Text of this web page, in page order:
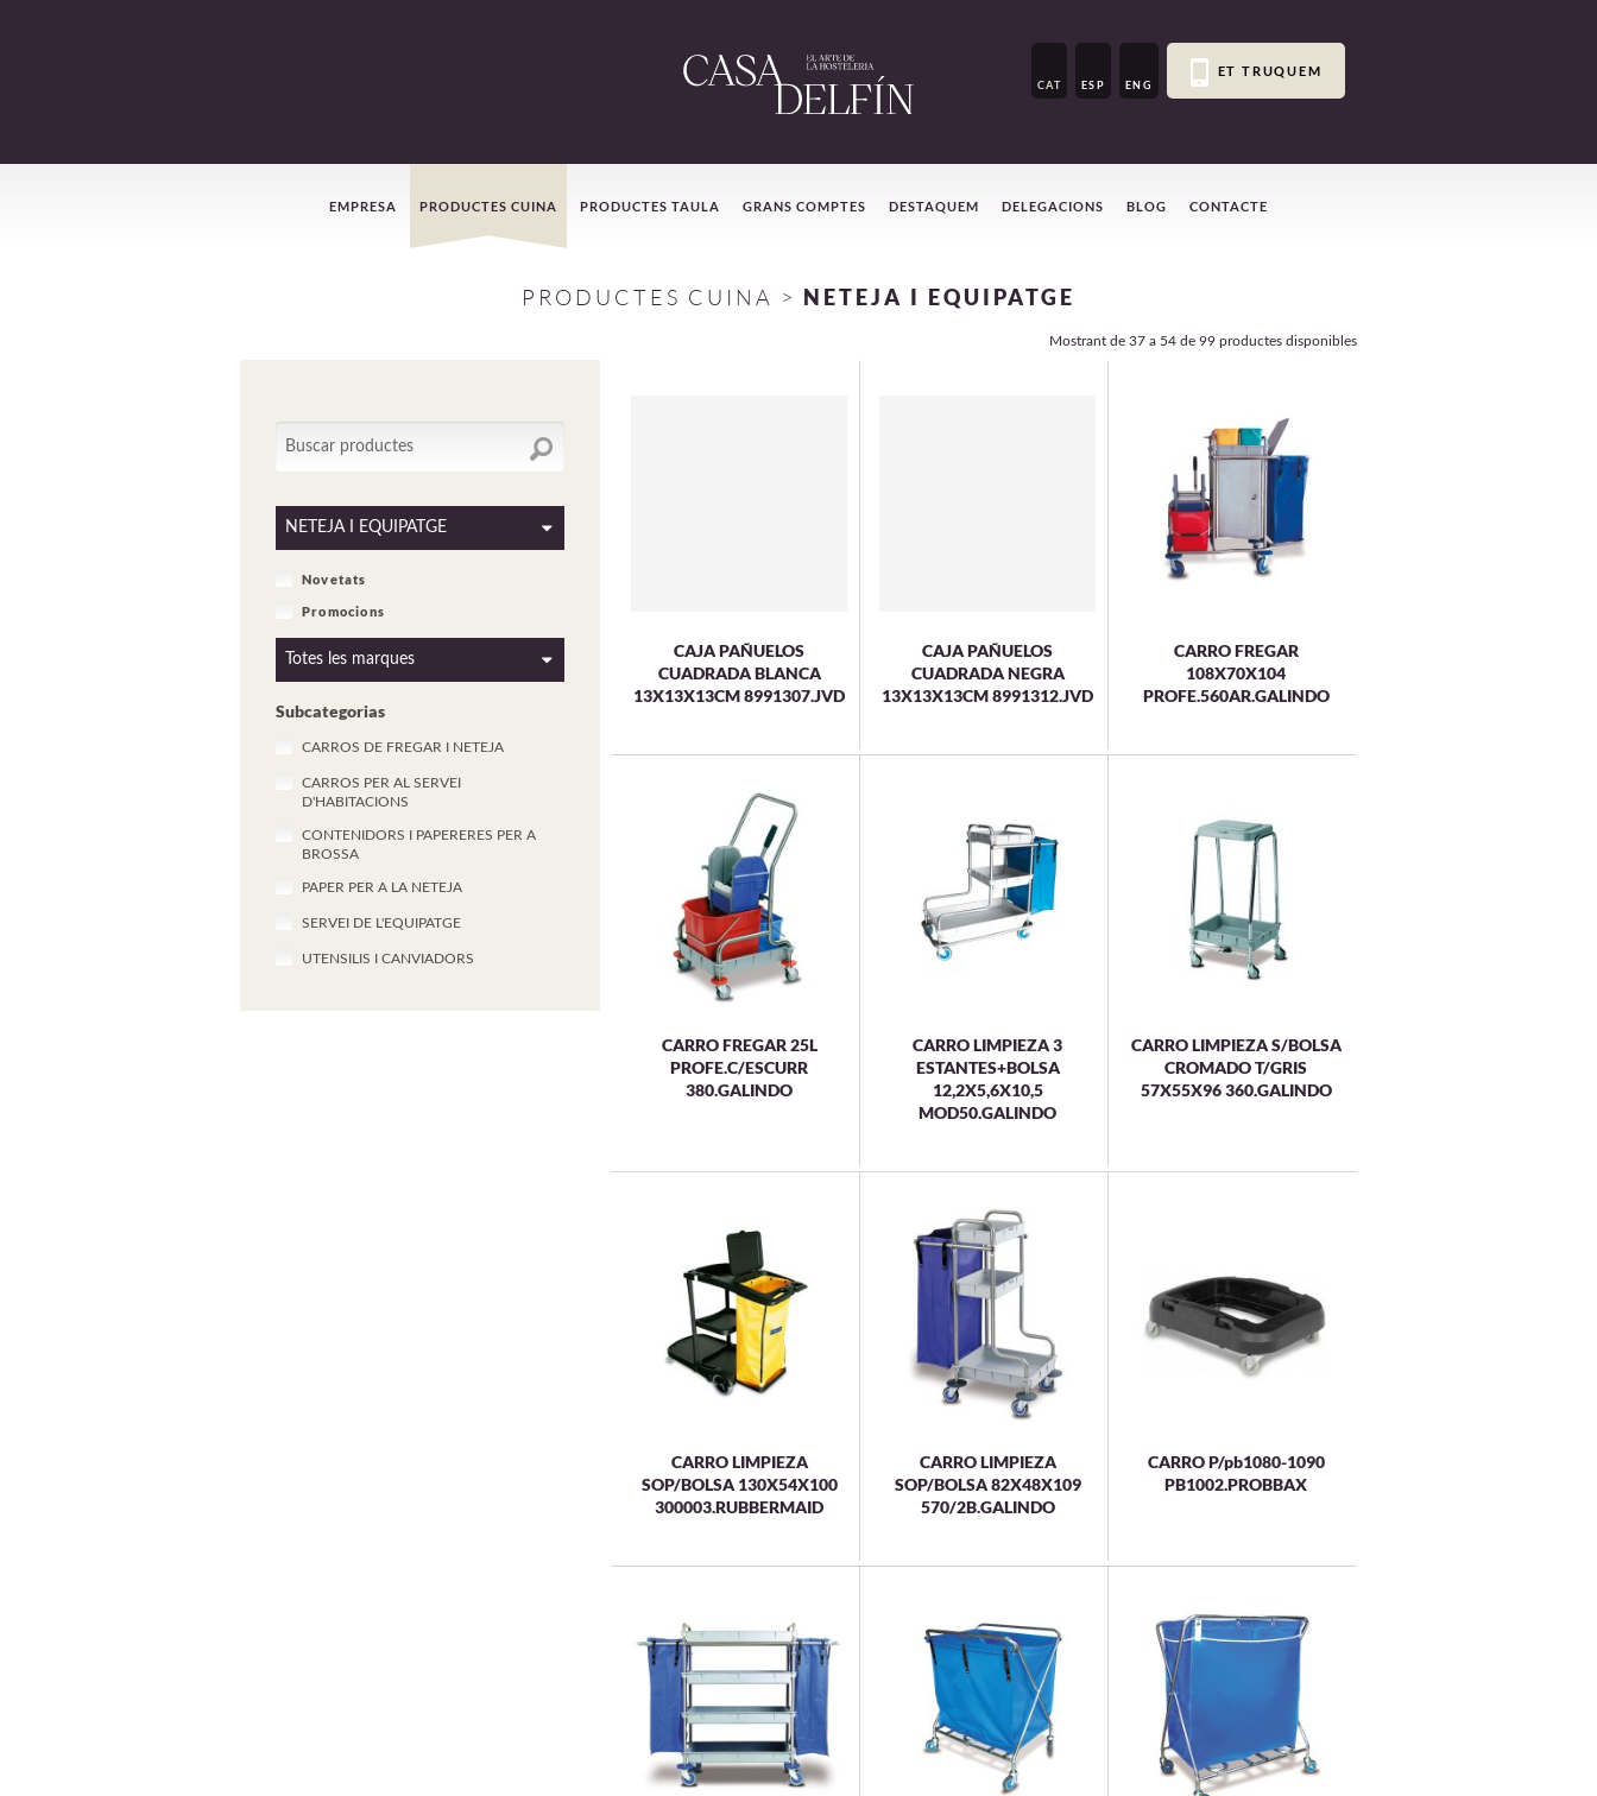
CAT ESP ENG
ET TRUQUEM
MenúEMPRESA PRODUCTES CUINA PRODUCTES TAULA GRANS COMPTES DESTAQUEM DELEGACIONS BLOG CONTACTE
PRODUCTES CUINA > NETEJA I EQUIPATGE
Novetats
Promocions
Subcategorias
CARROS DE FREGAR I NETEJA
CARROS PER AL SERVEI
D'HABITACIONS
CONTENIDORS I PAPERERES PER A
BROSSA
PAPER PER A LA NETEJA
SERVEI DE L'EQUIPATGE
UTENSILIS I CANVIADORS
Mostrant de 37 a 54de 99 productes disponibles
CAJA PAÑUELOS
CUADRADA BLANCA
13X13X13CM 8991307.JVD
CAJA PAÑUELOS
CUADRADA NEGRA
13X13X13CM 8991312.JVD
CARRO FREGAR
108X70X104
PROFE.560AR.GALINDO
CARRO FREGAR 25L
PROFE.C/ESCURR
380.GALINDO
CARRO LIMPIEZA 3
ESTANTES+BOLSA
12,2X5,6X10,5
MOD50.GALINDO
CARRO LIMPIEZA S/BOLSA
CROMADO T/GRIS
57X55X96 360.GALINDO
CARRO LIMPIEZA
SOP/BOLSA 130X54X100
300003.RUBBERMAID
CARRO LIMPIEZA
SOP/BOLSA 82X48X109
570/2B.GALINDO
CARRO P/pb1080-1090
PB1002.PROBBAX